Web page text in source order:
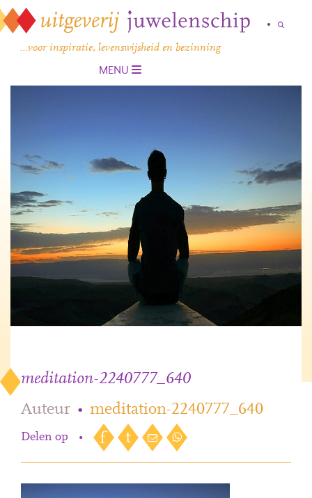
…voor inspiratie, levenswijsheid en bezinning
MENU
meditation-2240777_640
Auteur • meditation-2240777_640
Delen op •